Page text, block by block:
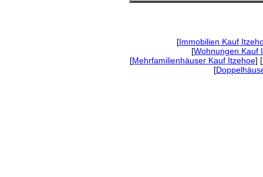
[Immobilien Kauf
[Wohnungen Kauf
[Mehrfamilienhäuser Kauf Itzehoe] [
[